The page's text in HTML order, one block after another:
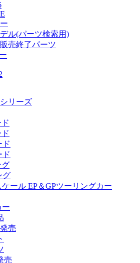
ル(パーツ検索用)
売終了パーツ
リーズ
ド
ド
グ
グ
ケール EP＆GPツーリングカー
ー
売
売